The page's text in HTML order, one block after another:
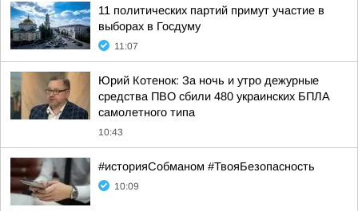
11 политических партий примут участие в
выборах в Госдуму
11:07
Юрий Котенок: За ночь и утро дежурные
средства ПВО сбили 480 украинских БПЛА
самолетного типа
10:43
#историяСобманом #ТвояБезопасность
10:09